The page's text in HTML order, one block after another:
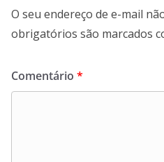
O seu endereço de e-mail
obrigatórios são marcados
Comentário *